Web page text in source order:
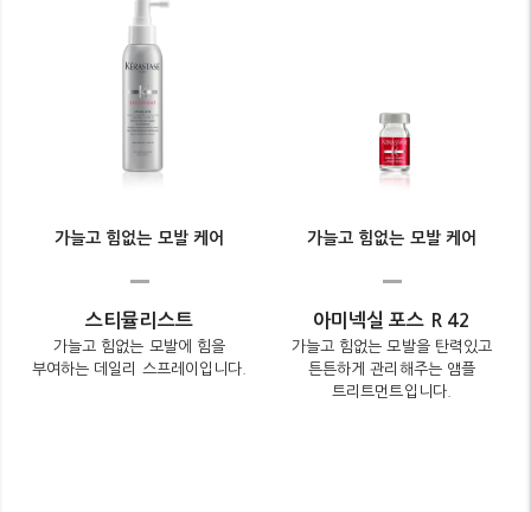
가늘고 힘없는 모발 케어
스티뮬리스트
가늘고 힘없는 모발에 힘을
부여하는 데일리 스프레이입니다.
가늘고 힘없는 모발 케어
아미넥실 포스 R 42
가늘고 힘없는 모발을 탄력있고
튼튼하게 관리해주는 앰플
트리트먼트입니다.